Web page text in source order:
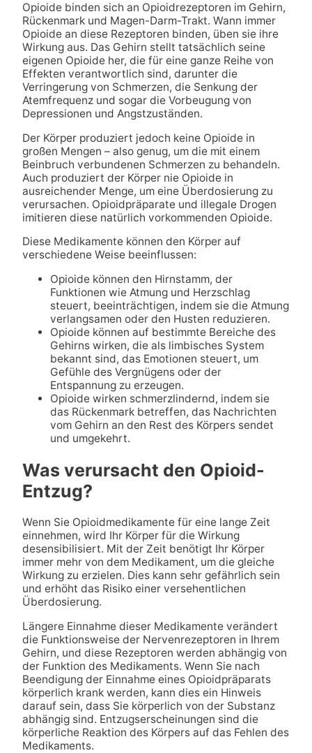
Opioide binden sich an Opioidrezeptoren im Gehirn,
Rückenmark und Magen-Darm-Trakt. Wann immer
Opioide an diese Rezeptoren binden, üben sie ihre
Wirkung aus. Das Gehirn stellt tatsächlich seine
eigenen Opioide her, die für eine ganze Reihe von
Effekten verantwortlich sind, darunter die
Verringerung von Schmerzen, die Senkung der
Atemfrequenz und sogar die Vorbeugung von
Depressionen und Angstzuständen.
Der Körper produziert jedoch keine Opioide in
großen Mengen – also genug, um die mit einem
Beinbruch verbundenen Schmerzen zu behandeln.
Auch produziert der Körper nie Opioide in
ausreichender Menge, um eine Überdosierung zu
verursachen. Opioidpräparate und illegale Drogen
imitieren diese natürlich vorkommenden Opioide.
Diese Medikamente können den Körper auf
verschiedene Weise beeinflussen:
Opioide können den Hirnstamm, der
Funktionen wie Atmung und Herzschlag
steuert, beeinträchtigen, indem sie die Atmung
verlangsamen oder den Husten reduzieren.
Opioide können auf bestimmte Bereiche des
Gehirns wirken, die als limbisches System
bekannt sind, das Emotionen steuert, um
Gefühle des Vergnügens oder der
Entspannung zu erzeugen.
Opioide wirken schmerzlindernd, indem sie
das Rückenmark betreffen, das Nachrichten
vom Gehirn an den Rest des Körpers sendet
und umgekehrt.
Was verursacht den Opioid-
Entzug?
Wenn Sie Opioidmedikamente für eine lange Zeit
einnehmen, wird Ihr Körper für die Wirkung
desensibilisiert. Mit der Zeit benötigt Ihr Körper
immer mehr von dem Medikament, um die gleiche
Wirkung zu erzielen. Dies kann sehr gefährlich sein
und erhöht das Risiko einer versehentlichen
Überdosierung.
Längere Einnahme dieser Medikamente verändert
die Funktionsweise der Nervenrezeptoren in Ihrem
Gehirn, und diese Rezeptoren werden abhängig von
der Funktion des Medikaments. Wenn Sie nach
Beendigung der Einnahme eines Opioidpräparats
körperlich krank werden, kann dies ein Hinweis
darauf sein, dass Sie körperlich von der Substanz
abhängig sind. Entzugserscheinungen sind die
körperliche Reaktion des Körpers auf das Fehlen des
Medikaments.